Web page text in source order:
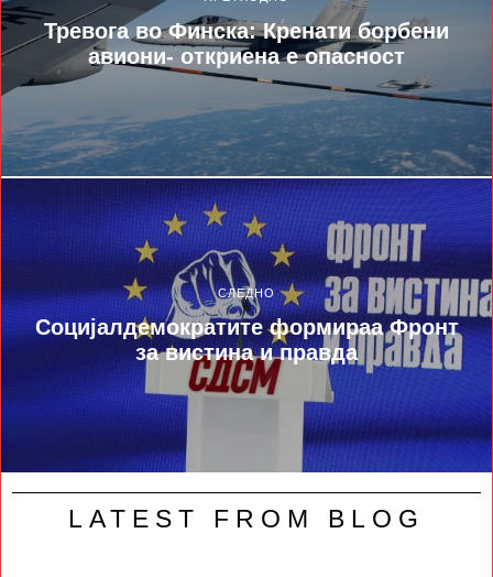
Тревога во Финска: Кренати борбени
авиони- откриена е опасност
СЛЕДНО
Социјалдемократите формираа Фронт
за вистина и правда
LATEST FROM BLOG